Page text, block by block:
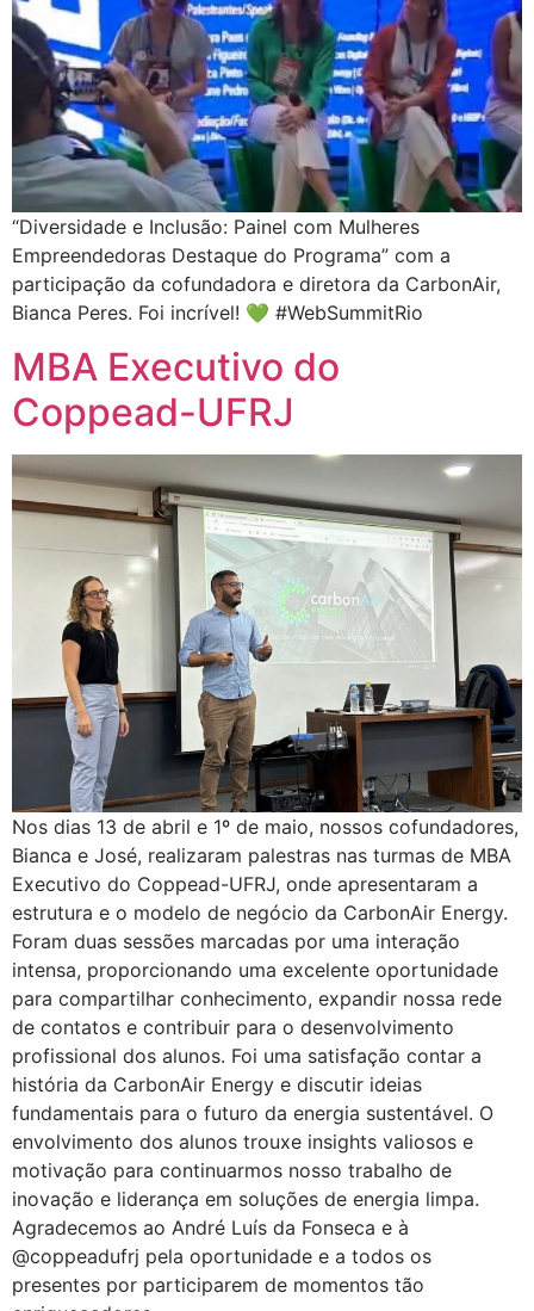
“Diversidade e Inclusão: Painel com Mulheres
Empreendedoras Destaque do Programa” com a
participação da cofundadora e diretora da CarbonAir,
Bianca Peres. Foi incrível! 💚 #WebSummitRio
MBA Executivo do
Coppead-UFRJ
Nos dias 13 de abril e 1º de maio, nossos cofundadores,
Bianca e José, realizaram palestras nas turmas de MBA
Executivo do Coppead-UFRJ, onde apresentaram a
estrutura e o modelo de negócio da CarbonAir Energy.
Foram duas sessões marcadas por uma interação
intensa, proporcionando uma excelente oportunidade
para compartilhar conhecimento, expandir nossa rede
de contatos e contribuir para o desenvolvimento
profissional dos alunos. Foi uma satisfação contar a
história da CarbonAir Energy e discutir ideias
fundamentais para o futuro da energia sustentável. O
envolvimento dos alunos trouxe insights valiosos e
motivação para continuarmos nosso trabalho de
inovação e liderança em soluções de energia limpa.
Agradecemos ao André Luís da Fonseca e à
@coppeadufrj pela oportunidade e a todos os
presentes por participarem de momentos tão